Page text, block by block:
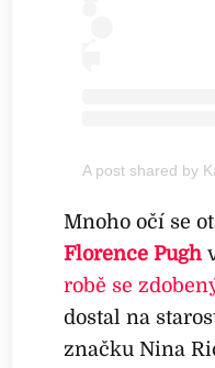
A post shared by
Mnoho očí se
Florence Pugh
robě se
dostal na
značku Nina